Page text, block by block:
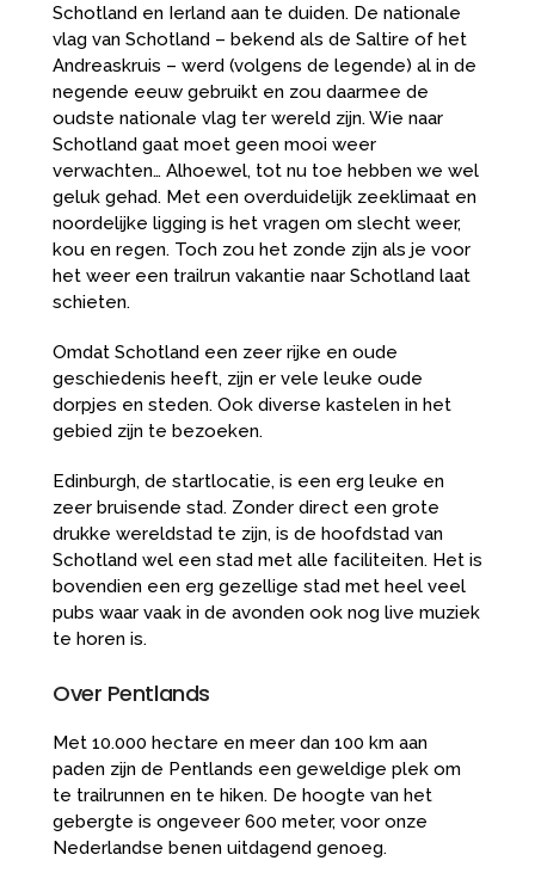
Schotland en Ierland aan te duiden. De nationale
vlag van Schotland – bekend als de Saltire of het
Andreaskruis – werd (volgens de legende) al in de
negende eeuw gebruikt en zou daarmee de
oudste nationale vlag ter wereld zijn. Wie naar
Schotland gaat moet geen mooi weer
verwachten… Alhoewel, tot nu toe hebben we wel
geluk gehad. Met een overduidelijk zeeklimaat en
noordelijke ligging is het vragen om slecht weer,
kou en regen. Toch zou het zonde zijn als je voor
het weer een trailrun vakantie naar Schotland laat
schieten.
Omdat Schotland een zeer rijke en oude
geschiedenis heeft, zijn er vele leuke oude
dorpjes en steden. Ook diverse kastelen in het
gebied zijn te bezoeken.
Edinburgh, de startlocatie, is een erg leuke en
zeer bruisende stad. Zonder direct een grote
drukke wereldstad te zijn, is de hoofdstad van
Schotland wel een stad met alle faciliteiten. Het is
bovendien een erg gezellige stad met heel veel
pubs waar vaak in de avonden ook nog live muziek
te horen is.
Over Pentlands
Met 10.000 hectare en meer dan 100 km aan
paden zijn de Pentlands een geweldige plek om
te trailrunnen en te hiken. De hoogte van het
gebergte is ongeveer 600 meter, voor onze
Nederlandse benen uitdagend genoeg.